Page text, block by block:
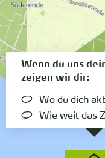
Wenn du uns
zeigen wir dir:
Wo du dich
Wie weit das